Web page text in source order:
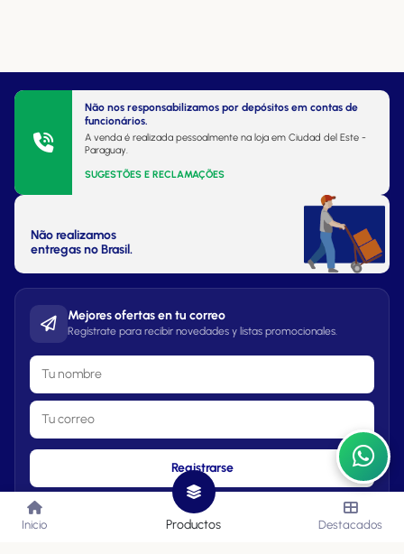
Não nos responsabilizamos por depósitos em contas de
funcionários.
A venda é realizada pessoalmente na loja em Ciudad del Este -
Paraguay.
SUGESTÕES E RECLAMAÇÕES
Não realizamos
entregas no Brasil.
Mejores ofertas en tu correo
Regístrate para recibir novedades y listas promocionales.
Registrarse
Inicio Productos Destacados